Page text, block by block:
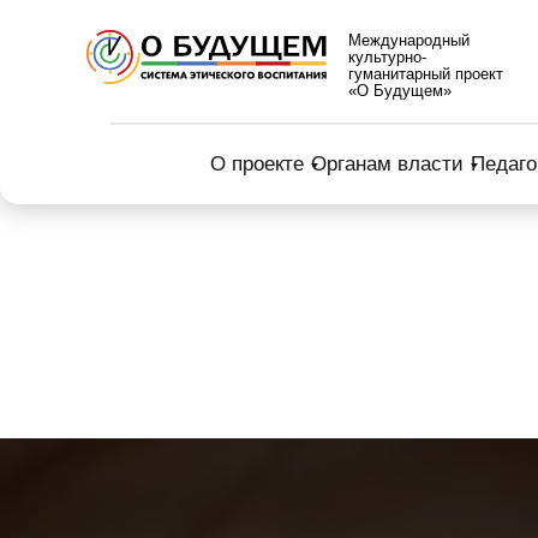
О проекте Органам власти
Международный
культурно-
гуманитарный проект
«О Будущем»